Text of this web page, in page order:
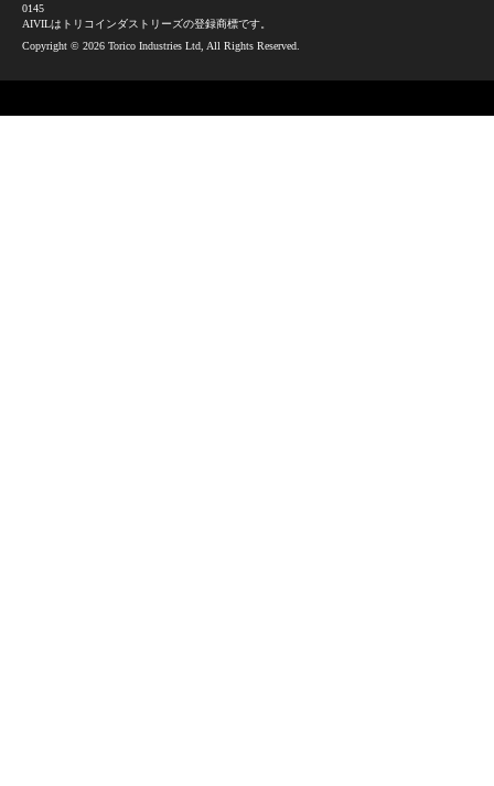
0145
AIVILはトリコインダストリーズの登録商標です。
Copyright © 2026 Torico Industries Ltd, All Rights Reserved.